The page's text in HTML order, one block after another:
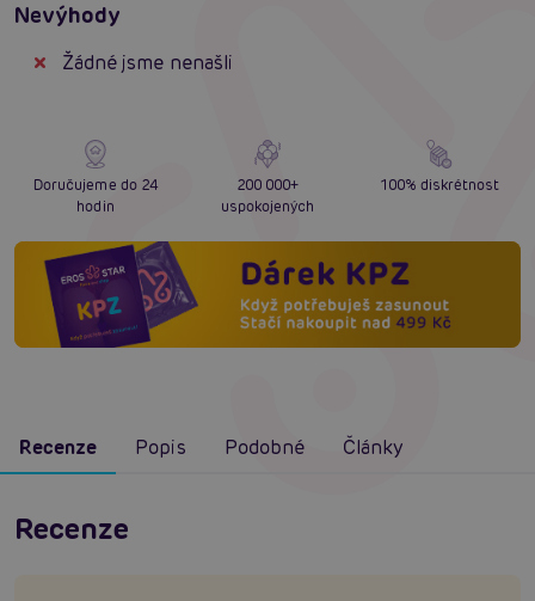
Nevýhody
Žádné jsme nenašli
Doručujeme do 24
hodin
200 000+
uspokojených
100% diskrétnost
Recenze Popis Podobné Články
Recenze